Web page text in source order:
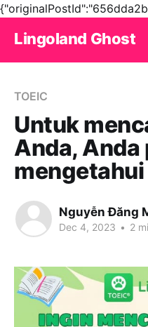
Lingoland Ghost
TOEIC
Untuk
Anda, Anda
Nguyễn Đăng
Dec 4, 2023 • 2